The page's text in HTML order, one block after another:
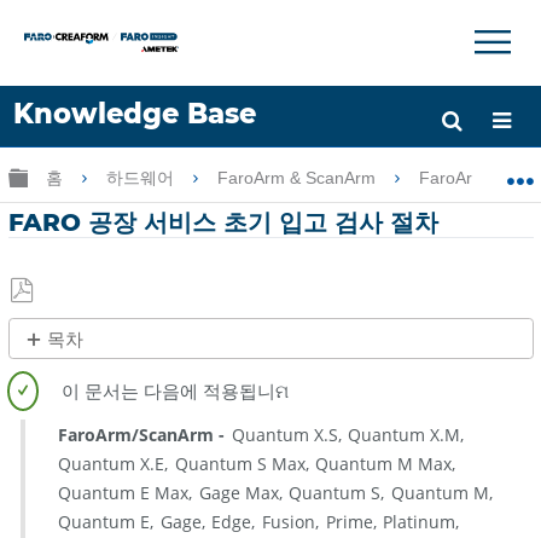
Knowledge Base
언어
도움 받기 로그인
×
글로벌 계층 확장/축소
홈 하드웨어 FaroArm & ScanArm FaroArm &
FARO 공장 서비스 초기 입고 검사 절차
PDF
로
저
장
목차
제
목
없
FaroArm/ScanArm Quantum X.S Quantum X.M
Quantum X.E Quantum S Max Quantum M Max
Quantum E Max Gage Max Quantum S Quantum M
Quantum E Gage Edge Fusion Prime Platinum